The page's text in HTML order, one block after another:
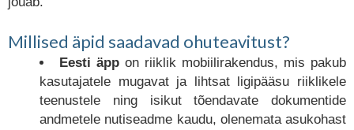
Millised äpid saadavad ohuteavitust?
Eesti äpp on riiklik mobiilirakendus, mis pakub
kasutajatele mugavat ja lihtsat ligipääsu riiklikele
teenustele ning isikut tõendavate dokumentide
andmetele nutiseadme kaudu, olenemata asukohast